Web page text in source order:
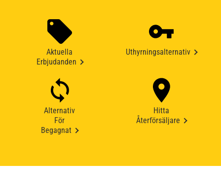
Aktuella
Erbjudanden
Uthyrningsalternativ
Alternativ
För
Begagnat
Hitta
Återförsäljare